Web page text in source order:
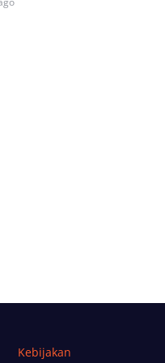
Kebijakan